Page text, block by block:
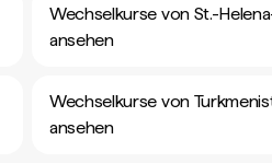
Wechselkurse von St.-
ansehen
Wechselkurse von
ansehen